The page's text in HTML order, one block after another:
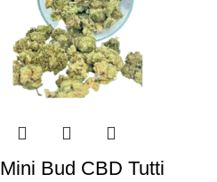
Mini Bud CBD Tutti